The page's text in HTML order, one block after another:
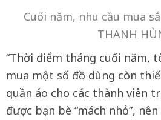
Cuối năm, nhu cầu mua
THANH
“Thời điểm tháng cuối năm,
mua một số đồ dùng còn
quần áo cho các thành viên
được bạn bè “mách nhỏ”,